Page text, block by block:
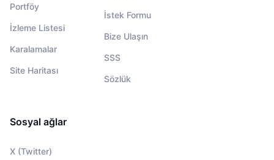
Portföy
İzleme Listesi
Karalamalar
Site Haritası
İstek Formu
Bize Ulaşın
SSS
Sözlük
Sosyal ağlar
X (Twitter)